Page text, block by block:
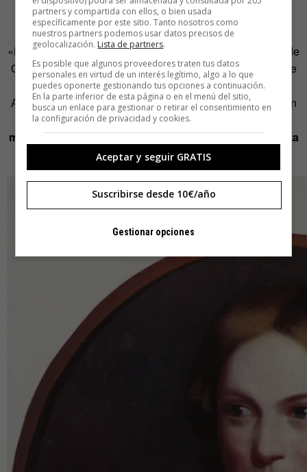
De Catherine Crowe dice que «era todo un personaje».
«Había trabado amistad con delincuentes, como Thomas de
Quincey, y tal vez tuviese una adicción a las drogas, que le
valió una fuerte censura por parte de Hans Christian
Andersen», quien «la describe inhalando éter de fiesta con
otra mujer yhabla de la sensación de estar con dos
mujeres enloquecidas: sonreían con una mirada muerta
en los ojos abiertos de par en par…
partners y compartida con ellos, o bien usada
específicamente por este sitio. Tanto nosotros como
nuestros partners podemos usar datos precisos de
geolocalización. Lista de partners.
Es posible que algunos proveedores traten tus datos
personales en virtud de un interés legítimo, algo a lo que
puedes oponerte gestionando tus opciones a continuación.
En la parte inferior de esta página o en el menú del sitio,
busca un enlace para gestionar o retirar el consentimiento en
la configuración de privacidad y cookies.
Aceptar y seguir GRATIS
Suscribirse desde 10€/año
Gestionar opciones